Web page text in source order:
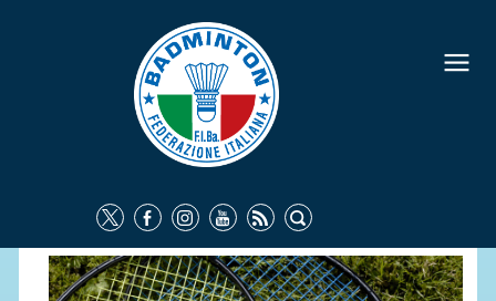
FEDERAZIONE
IDENTITÀ
COMMISSIONI FEDERALI
ORGANI TERRITORIALI
SOCIETÀ SPORTIVE